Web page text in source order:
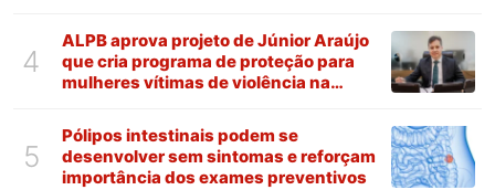
4
ALPB aprova projeto de Júnior Araújo
que cria programa de proteção para
mulheres vítimas de violência na
5
Pólipos intestinais podem se
desenvolver sem sintomas e reforçam
importância dos exames preventivos